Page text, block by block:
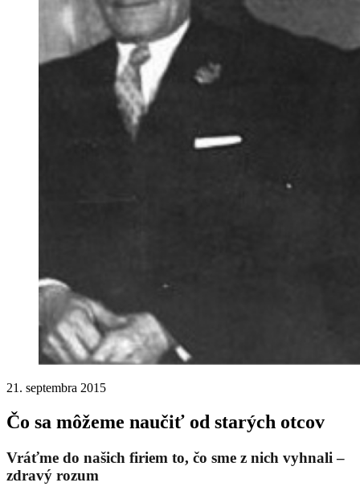
21. septembra 2015
Čo sa môžeme naučiť od starých otcov
Vráťme do našich firiem to, čo sme z nich vyhnali –
zdravý rozum